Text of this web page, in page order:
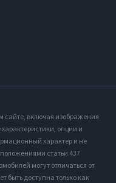
сайте, включая изображения
опции и
характер и не
статьи 437
могут отличаться от
быть доступна только как